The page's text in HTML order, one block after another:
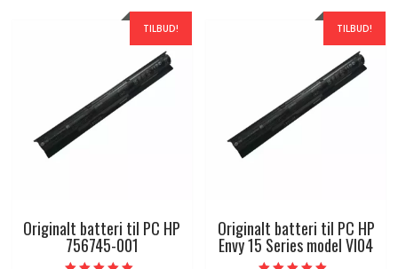
TILBUD!
Originalt batteri til PC HP
756745-001
TILBUD!
Originalt batteri til PC HP
Envy 15 Series model VI04